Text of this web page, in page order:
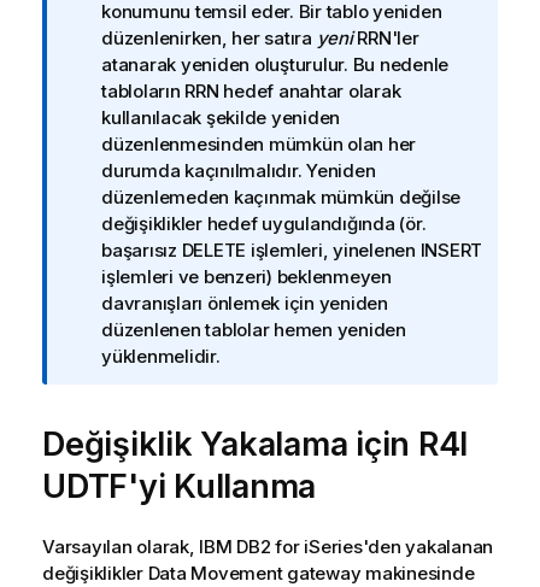
l
g
i
n
o
t
u
konumunu temsil eder. Bir tablo yeniden
düzenlenirken, her satıra yeniRRN'ler
atanarak yeniden oluşturulur. Bu nedenle
tabloların RRN hedef anahtar olarak
kullanılacak şekilde yeniden
düzenlenmesinden mümkün olan her
durumda kaçınılmalıdır. Yeniden
düzenlemeden kaçınmak mümkün değilse
değişiklikler hedef uygulandığında (ör.
başarısız DELETE işlemleri, yinelenen INSERT
işlemleri ve benzeri) beklenmeyen
davranışları önlemek için yeniden
düzenlenen tablolar hemen yeniden
yüklenmelidir.
Değişiklik Yakalama için R4I
UDTF'yi Kullanma
Varsayılan olarak, IBM DB2 for iSeries'den yakalanan
değişiklikler Data Movement gatewaymakinesinde